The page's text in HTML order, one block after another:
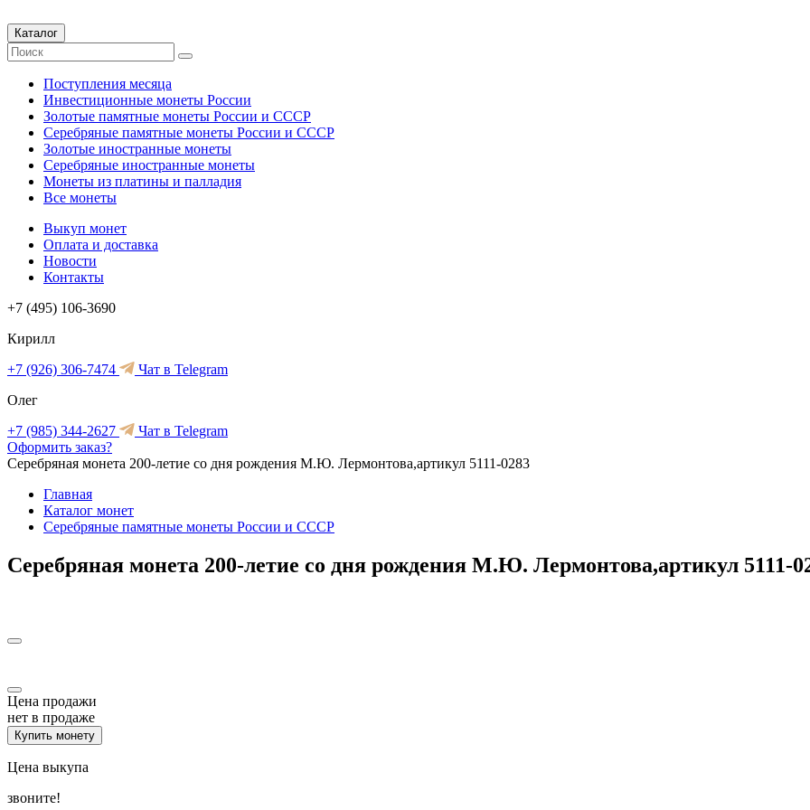
Каталог
Поступления месяца
Инвестиционные монеты России
Золотые памятные монеты России и СССР
Серебряные памятные монеты России и СССР
Золотые иностранные монеты
Серебряные иностранные монеты
Монеты из платины и палладия
Все монеты
Выкуп монет
Оплата и доставка
Новости
Контакты
+7 (495) 106-3690
Кирилл
+7 (926) 306-7474
Чат в Telegram
Олег
+7 (985) 344-2627
Чат в Telegram
Оформить заказ?
Серебряная монета 200-летие со дня рождения М.Ю. Лермонтова,артикул 5111-0283
Главная
Каталог монет
Серебряные памятные монеты России и СССР
Серебряная монета 200-летие со дня рождения М.Ю. Лермонтова,артикул 5111-
Цена продажи
нет в продаже
Купить монету
Цена выкупа
звоните!